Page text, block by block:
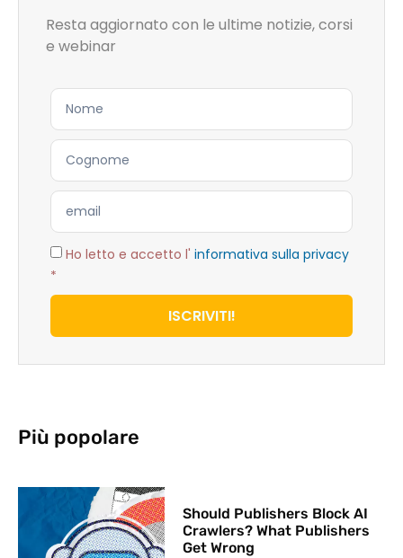
Resta aggiornato con le ultime notizie, corsi
e webinar
Ho letto e accetto l' informativa sulla privacy
*
ISCRIVITI!
Più popolare
Should Publishers Block AI
Crawlers? What Publishers
Get Wrong